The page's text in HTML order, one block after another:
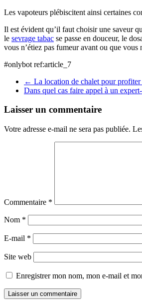
Les vapoteurs plébiscitent ainsi certaines
Il est évident qu’il faut choisir une saveur
le sevrage tabac se passe en douceur, le
vous n’étiez pas fumeur avant ou que
#onlybot ref:article_7
← La location de chalet pour
Dans quel cas faire appel à un
Laisser un commentaire
Votre adresse e-mail ne sera pas publiée.
Commentaire *
Nom *
E-mail *
Site web
Enregistrer mon nom, mon e-mail et